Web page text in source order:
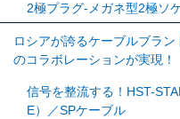
2極プラグ-メガネ型2極ソ
ロシアが誇るケーブルブラン
のコラボレーションが実現！
信号を整流する！HST-
E）／SPケーブル